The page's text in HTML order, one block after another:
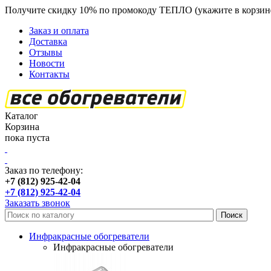
Получите скидку 10% по промокоду ТЕПЛО (укажите в
Заказ и оплата
Доставка
Отзывы
Новости
Контакты
Каталог
Корзина
пока пуста
Заказ по телефону:
+7 (812) 925-42-04
+7 (812) 925-42-04
Заказать звонок
Инфракрасные обогреватели
Инфракрасные обогреватели